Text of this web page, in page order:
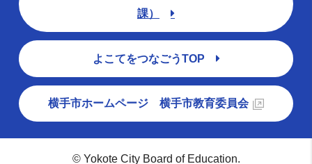
課）
よこてをつなごうTOP
横手市ホームページ 横手市教育委員会
© Yokote City Board of Education.